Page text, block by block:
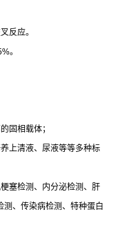
反应。
。
固相载体；
上清液、尿液等等多种标
塞检测、内分泌检测、肝
、传染病检测、特种蛋白